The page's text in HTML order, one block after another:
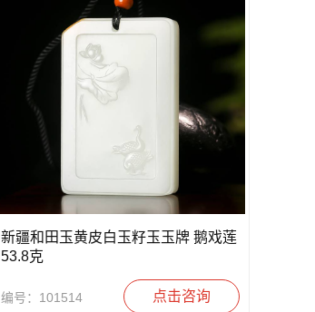
新疆和田玉黄皮白玉籽玉玉牌 鹅戏莲
53.8克
编号：101514 点击咨询